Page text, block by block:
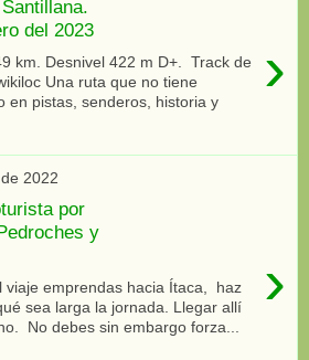
del 2023
›
km. Desnivel 422 m D+. Track de
Una ruta que no tiene
en pistas, senderos, historia y
2022
por
y
›
viaje emprendas hacia Ítaca, haz
sea larga la jornada. Llegar allí
No debes sin embargo forza...